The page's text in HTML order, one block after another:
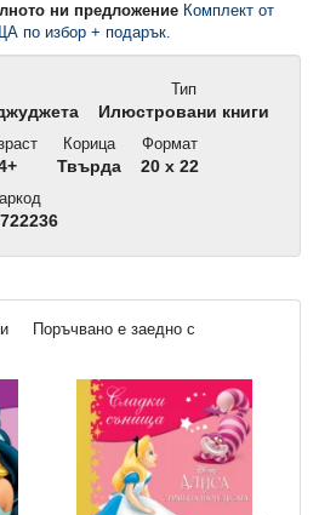
ни предложение Комплект от
по избор + подарък.
Тип
Илюстровани книги
Корица
Твърда
Формат
20 x 22
Поръчвано е заедно с